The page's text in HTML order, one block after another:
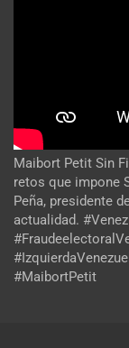
Maibort Petit Sin
retos que impone
Peña, presidente
actualidad.
#MaibortPetit